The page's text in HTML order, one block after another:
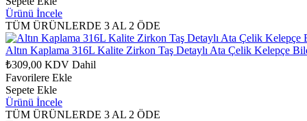
Ürünü İncele
TÜM ÜRÜNLERDE 3 AL 2 ÖDE
Altın Kaplama 316L Kalite Zirkon Taş Detaylı Ata Çelik Kelepçe
₺309,00 KDV Dahil
Favorilere Ekle
Sepete Ekle
Ürünü İncele
TÜM ÜRÜNLERDE 3 AL 2 ÖDE